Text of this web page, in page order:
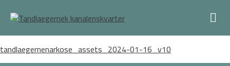
tandlaegernenarkose_assets_2024-01-16_v10